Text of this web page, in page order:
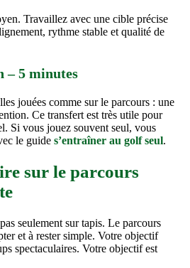
Travaillez avec une cible précise
rythme stable et qualité de
– 5 minutes
jouées comme sur le parcours : une
Ce transfert est très utile pour
Si vous jouez souvent seul, vous
le guide s’entraîner au golf seul.
sur le parcours
seulement sur tapis. Le parcours
et à rester simple. Votre objectif
spectaculaires. Votre objectif est